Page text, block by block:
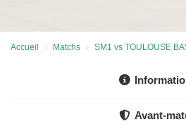
Accueil Matchs SM1 vs TOULOUSE
Avant-